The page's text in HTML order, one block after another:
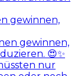
gewinnen,